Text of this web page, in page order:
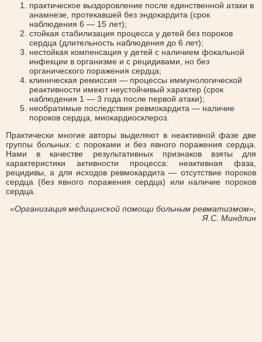
практическое выздоровление после единственной атаки в
анамнезе, протекавшей без эндокардита (срок
наблюдения 6 — 15 лет);
стойкая стабилизация процесса у детей без пороков
сердца (длительность наблюдения до 6 лет);
нестойкая компенсация у детей с наличием фокальной
инфекции в организме и с рецидивами, но без
органического поражения сердца;
клиническая ремиссия — процессы иммунологической
реактивности имеют неустойчивый характер (срок
наблюдения 1 — 3 года после первой атаки);
необратимые последствия ревмокардита — наличие
пороков сердца, миокардиосклероз.
Практически многие авторы выделяют в неактивной фазе две
группы больных: с пороками и без явного поражения сердца.
Нами в качестве результативных признаков взяты для
характеристики активности процесса: неактивная фаза,
рецидивы, а для исходов ревмокардита — отсутствие пороков
сердца (без явного поражения сердца) или наличие пороков
сердца.
«Организация медицинской помощи больным ревматизмом»,
Я.С. Миндлин